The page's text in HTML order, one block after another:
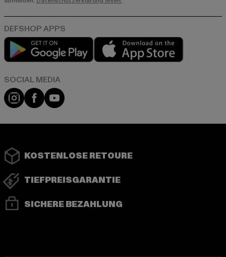
Play market
Instagram
FacebookYouTube
KOSTENLOSE RETOURE
TIEFPREISGARANTIE
SICHERE BEZAHLUNG